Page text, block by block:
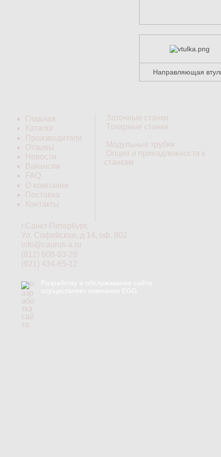
Направляющая
Главная
Каталог
Производители
Отзывы
Новости
Вакансии
FAQ
О компании
Поставка
Контакты
Заточные станки
Токарные станки
Модульные трубки
Опции и принадлежности к
станкам
г.Санкт-Петербург,
Ул. Софийская, д.14, оф. 802
info@caurus-a.ru
(812) 608-93-28
(921) 434-65-12
Разработку и обслуживание сайта
осуществляет компания EGG